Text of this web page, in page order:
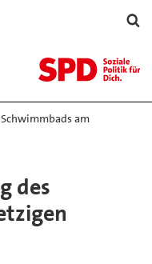
am
des